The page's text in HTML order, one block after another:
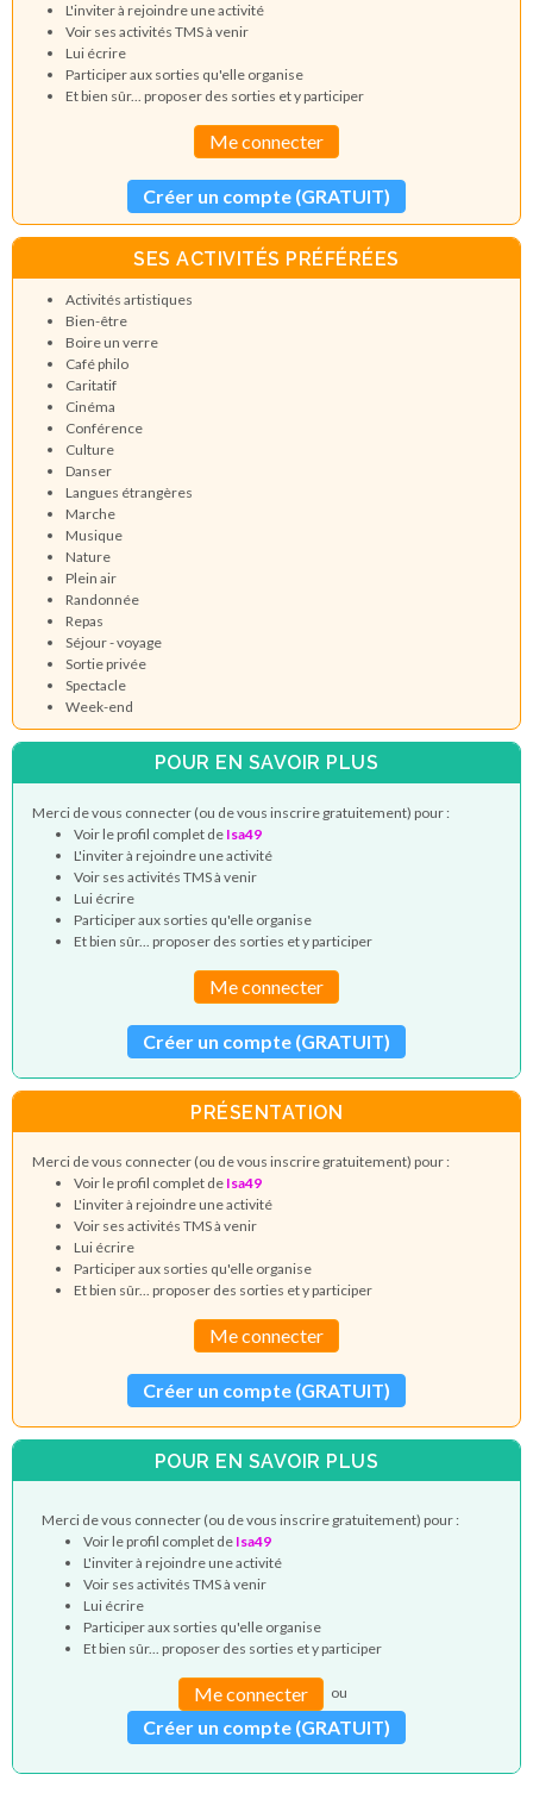
L'inviter à rejoindre une activité
Voir ses activités TMS à venir
Lui écrire
Participer aux sorties qu'elle organise
Et bien sûr... proposer des sorties et y participer
Me connecter
Créer un compte (GRATUIT)
SES ACTIVITÉS PRÉFÉRÉES
Activités artistiques
Bien-être
Boire un verre
Café philo
Caritatif
Cinéma
Conférence
Culture
Danser
Langues étrangères
Marche
Musique
Nature
Plein air
Randonnée
Repas
Séjour - voyage
Sortie privée
Spectacle
Week-end
POUR EN SAVOIR PLUS
Merci de vous connecter (ou de vous inscrire gratuitement) pour :
Voir le profil complet de Isa49
L'inviter à rejoindre une activité
Voir ses activités TMS à venir
Lui écrire
Participer aux sorties qu'elle organise
Et bien sûr... proposer des sorties et y participer
Me connecter
Créer un compte (GRATUIT)
PRÉSENTATION
Merci de vous connecter (ou de vous inscrire gratuitement) pour :
Voir le profil complet de Isa49
L'inviter à rejoindre une activité
Voir ses activités TMS à venir
Lui écrire
Participer aux sorties qu'elle organise
Et bien sûr... proposer des sorties et y participer
Me connecter
Créer un compte (GRATUIT)
POUR EN SAVOIR PLUS
Merci de vous connecter (ou de vous inscrire gratuitement) pour :
Voir le profil complet de Isa49
L'inviter à rejoindre une activité
Voir ses activités TMS à venir
Lui écrire
Participer aux sorties qu'elle organise
Et bien sûr... proposer des sorties et y participer
Me connecter ou
Créer un compte (GRATUIT)